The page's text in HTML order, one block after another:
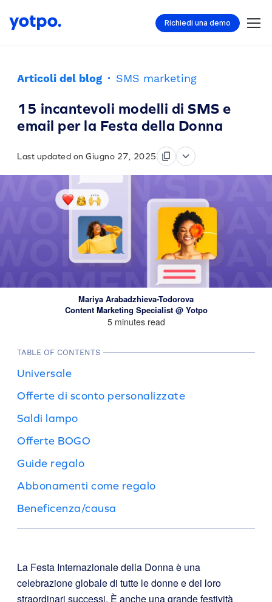
Richiedi una demo
Articoli del blog · SMS marketing
15 incantevoli modelli di SMS e
email per la Festa della Donna
Last updated on Giugno 27, 2025
Mariya Arabadzhieva-Todorova
Content Marketing Specialist @ Yotpo
5 minutes read
TABLE OF CONTENTS
Universale
Offerte di sconto personalizzate
Saldi lampo
Offerte BOGO
Guide regalo
Abbonamenti come regalo
Beneficenza/causa
La Festa Internazionale della Donna è una
celebrazione globale di tutte le donne e dei loro
straordinari successi. È anche una grande festività